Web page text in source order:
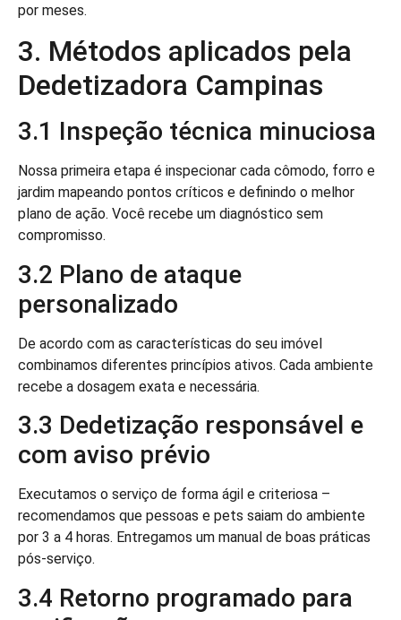
por meses.
3. Métodos aplicados pela
Dedetizadora Campinas
3.1 Inspeção técnica minuciosa
Nossa primeira etapa é inspecionar cada cômodo, forro e
jardim mapeando pontos críticos e definindo o melhor
plano de ação. Você recebe um diagnóstico sem
compromisso.
3.2 Plano de ataque
personalizado
De acordo com as características do seu imóvel
combinamos diferentes princípios ativos. Cada ambiente
recebe a dosagem exata e necessária.
3.3 Dedetização responsável e
com aviso prévio
Executamos o serviço de forma ágil e criteriosa –
recomendamos que pessoas e pets saiam do ambiente
por 3 a 4 horas. Entregamos um manual de boas práticas
pós-serviço.
3.4 Retorno programado para